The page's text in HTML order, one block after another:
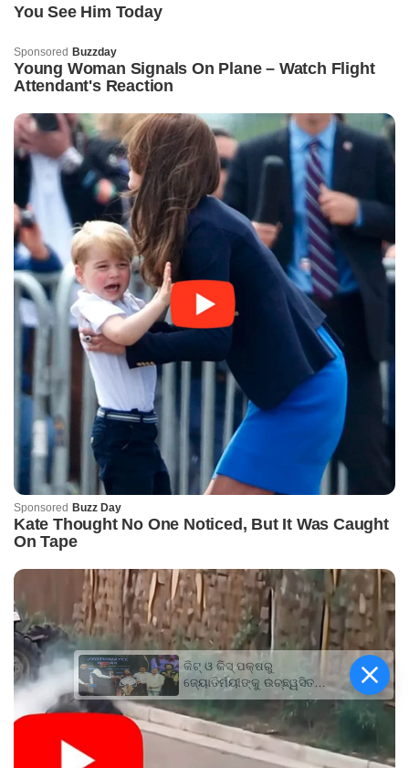
କିଟ୍‍ ଓ କିସ୍‍ ପକ୍ଷରୁ
ଜ୍ୟୋତିର୍ମୟୀଙ୍କୁ ଉଚ୍ଛ୍ୱସିତ
ସମ୍ବର୍ଦ୍ଧନା; ୫ଲକ୍ଷ ଟଙ୍କାର
ପ୍ରୋତ୍ସାହନ ରାଶି ପ୍ରଦାନ